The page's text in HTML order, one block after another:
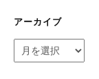
アーカイブ
ー